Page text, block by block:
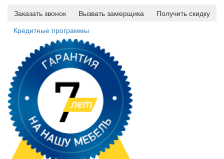
Заказать звонок
Вызвать замерщика
Получить скидку
Кредитные программы